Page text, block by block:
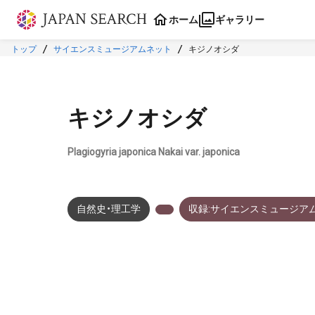
本文に飛ぶ
ホーム ギャラリー
トップ サイエンスミュージアムネット キジノオシダ
キジノオシダ
Plagiogyria japonica Nakai var. japonica
自然史・理工学 収録:サイエンスミュージア